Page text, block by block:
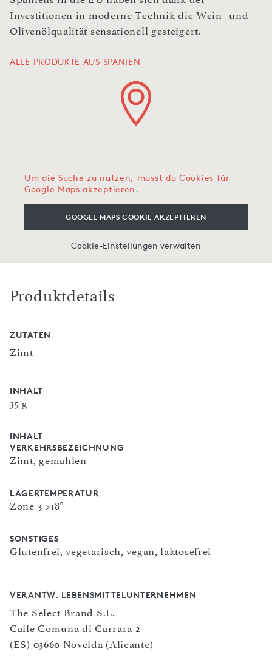
Investitionen in moderne Technik die Wein- und
Olivenölqualität sensationell gesteigert.
ALLE PRODUKTE AUS SPANIEN
Um die Suche zu nutzen, musst du Cookies für
Google Maps akzeptieren.
GOOGLE MAPS COOKIE AKZEPTIEREN
Cookie-Einstellungen verwalten
Produktdetails
ZUTATEN
Zimt
INHALT
35 g
INHALT
VERKEHRSBEZEICHNUNG
Zimt, gemahlen
LAGERTEMPERATUR
Zone 3 >18°
SONSTIGES
Glutenfrei, vegetarisch, vegan, laktosefrei
VERANTW. LEBENSMITTELUNTERNEHMEN
The Select Brand S.L.
Calle Comuna di Carrara 2
(ES) 03660 Novelda (Alicante)